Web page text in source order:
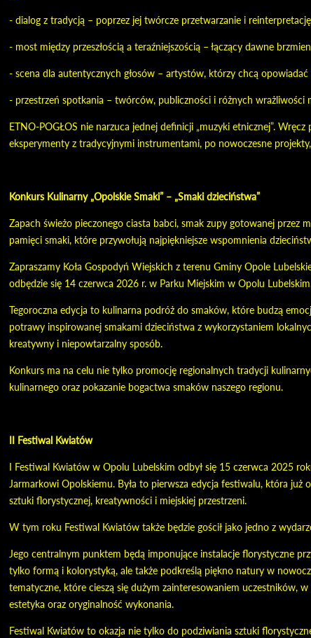
- dialog z tradycją – poprzez jej twórcze przetwarzanie i
- most między przeszłością a teraźniejszością – łączący dawne
- scena dla autentycznych głosów – artystów, którzy chcą
- przestrzeń spotkania – twórców, publiczności i różnych wrażliwości
ETNO-POGŁOS nie narzuca jednej definicji „muzyki etnicznej”.
eksperymenty z tradycyjnymi instrumentami, po nowoczesne
Konkurs Kulinarny „Opolskie Smaki” – „Smaki dzieciństwa”
Zapach świeżo pieczonego ciasta babci, smak zupy gotowanej
pamięci smaki, które przywołują najpiękniejsze wspomnienia
Zapraszamy Koła Gospodyń Wiejskich z terenu Gminy Opole
odbędzie się 14 czerwca 2026 r. w Parku Miejskim w Opolu
Tegoroczna edycja to kulinarna podróż do smaków, które budzą
potrawy inspirowanej smakami dzieciństwa z wykorzystaniem
kreatywny i niepowtarzalny sposób.
Konkurs ma na celu nie tylko promocję regionalnych tradycji
kulinarnego oraz pokazanie bogactwa smaków naszego regionu.
II Festiwal Kwiatów
I Festiwal Kwiatów w Opolu Lubelskim odbył się 15 czerwca 2025
Jarmarkowi Opolskiemu. Była to pierwsza edycja festiwalu, która już
sztuki florystycznej, kreatywności i miejskiej przestrzeni.
W tym roku Festiwal Kwiatów także będzie gościł jako jedno z
Jego centralnym punktem będą imponujące instalacje florystyczne
tylko formą i kolorystyką, ale także podkreślą piękno natury w
tematyczne, które cieszą się dużym zainteresowaniem uczestników,
estetyka oraz oryginalność wykonania.
Festiwal Kwiatów to okazja nie tylko do podziwiania sztuki